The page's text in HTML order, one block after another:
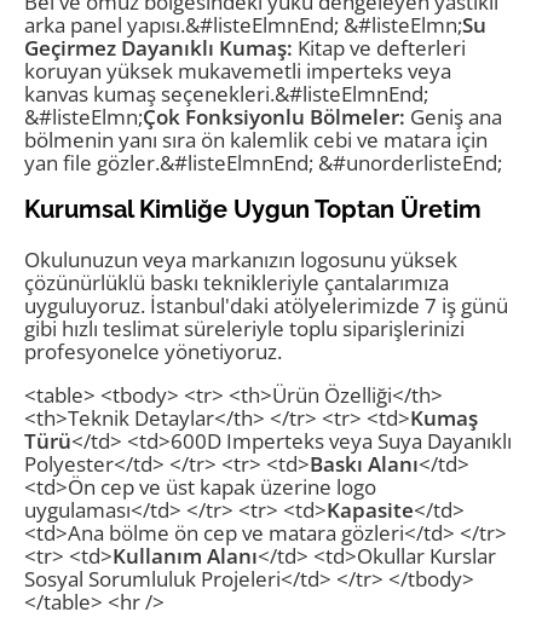
arka panel yapısı.&#listeElmnEnd; &#listeElmn;Su
Geçirmez Dayanıklı Kumaş: Kitap ve defterleri
koruyan yüksek mukavemetli imperteks veya
kanvas kumaş seçenekleri.&#listeElmnEnd;
&#listeElmn;Çok Fonksiyonlu Bölmeler: Geniş ana
bölmenin yanı sıra ön kalemlik cebi ve matara için
yan file gözler.&#listeElmnEnd; &#unorderlisteEnd;
Kurumsal Kimliğe Uygun Toptan Üretim
Okulunuzun veya markanızın logosunu yüksek
çözünürlüklü baskı teknikleriyle çantalarımıza
uyguluyoruz. İstanbul'daki atölyelerimizde 7 iş günü
gibi hızlı teslimat süreleriyle toplu siparişlerinizi
profesyonelce yönetiyoruz.
<table> <tbody> <tr> <th>Ürün Özelliği</th>
<th>Teknik Detaylar</th> </tr> <tr> <td>Kumaş
Türü</td> <td>600D Imperteks veya Suya Dayanıklı
Polyester</td> </tr> <tr> <td>Baskı Alanı</td>
<td>Ön cep ve üst kapak üzerine logo
uygulaması</td> </tr> <tr> <td>Kapasite</td>
<td>Ana bölme ön cep ve matara gözleri</td> </tr>
<tr> <td>Kullanım Alanı</td> <td>Okullar Kurslar
Sosyal Sorumluluk Projeleri</td> </tr> </tbody>
</table> <hr />